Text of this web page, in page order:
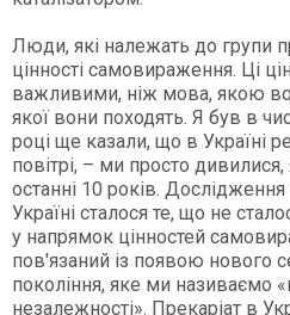
Люди, які належать до групи
цінності самовираження. Ці
важливими, ніж мова, якою
якої вони походять. Я був в
році ще казали, що в Україні
повітрі, – ми просто дивилися,
останні 10 років.
Україні сталося те, що не
у напрямок цінностей
пов'язаний із появою нового
покоління, яке ми називаємо
незалежності». Прекаріат в